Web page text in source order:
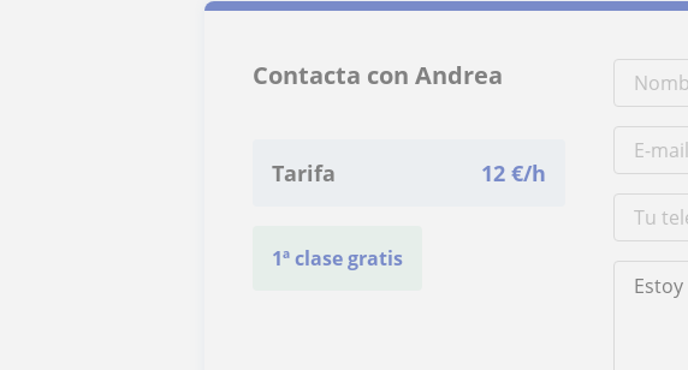
Contacta con Andrea
Tarifa 12 €/h
1ª clase gratis